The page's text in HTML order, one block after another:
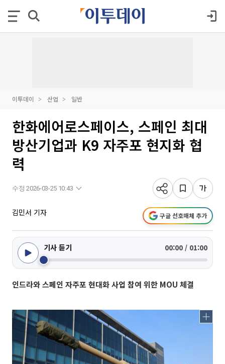
이투데이 산업 일반
한화에어로스페이스, 스페인 최대
방산기업과 K9 자주포 현지화 협
력
수정 2026-03-25 10:43
김민서 기자 구글 선호매체 추가
기사 듣기 00:00 / 01:00
인드라와 스페인 자주포 현대화 사업 참여 위한 MOU 체결